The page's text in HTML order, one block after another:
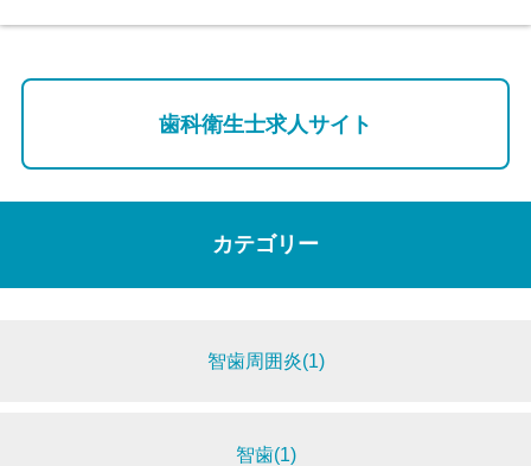
歯科衛生士求人サイト
カテゴリー
智歯周囲炎(1)
智歯(1)